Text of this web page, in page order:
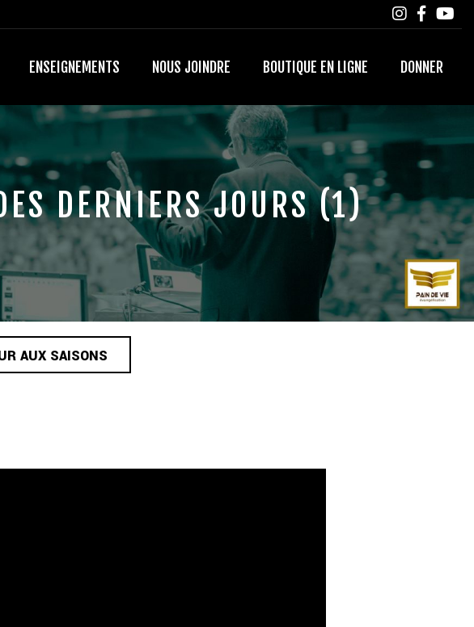
ENSEIGNEMENTS NOUS JOINDRE BOUTIQUE EN LIGNE DONNER
DERNIERS JOURS (1)
AUX SAISONS